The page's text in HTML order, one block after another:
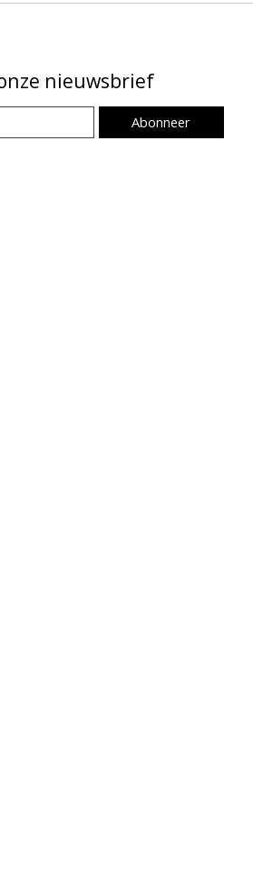
nieuwsbrief
Abonneer